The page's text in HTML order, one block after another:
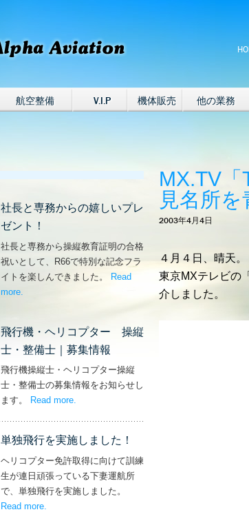
航空整備 V.I.P 機体販売 他の業務
MX.TV
見名所
2003年4月4日
４月４日、晴天。
東京MXテレビの
介しました。
社長と専務からの嬉しいプレ
ゼント！
社長と専務から操縦教育証明の合格
祝いとして、R66で特別な記念フラ
イトを楽しんできました。
Read
more – ‘社長と専務からの嬉しいプレゼント！’
飛行機・ヘリコプター 操縦
士・整備士｜募集情報
飛行機操縦士・ヘリコプター操縦
士・整備士の募集情報をお知らせし
ます。
Read more– ‘飛行機・ヘリコプター 操縦士・整備士｜
.
単独飛行を実施しました！
ヘリコプター免許取得に向けて訓練
生が連日頑張っている下妻運航所
で、単独飛行を実施しました。
Read more